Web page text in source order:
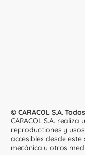
© CARACOL S.A.
CARACOL S.A.
reproducciones y
accesibles desde
mecánica u otros